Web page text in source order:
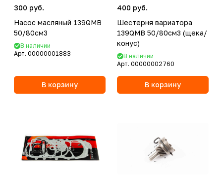
300 руб.
Насос масляный 139QMB
50/80см3
В наличии
Арт. 00000001883
В корзину
400 руб.
Шестерня вариатора
139QMB 50/80см3 (щека/
конус)
В наличии
Арт. 00000002760
В корзину